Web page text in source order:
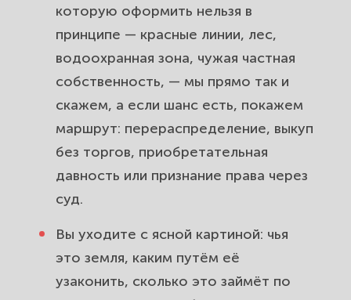
которую оформить нельзя в
принципе — красные линии, лес,
водоохранная зона, чужая частная
собственность, — мы прямо так и
скажем, а если шанс есть, покажем
маршрут: перераспределение, выкуп
без торгов, приобретательная
давность или признание права через
суд.
Вы уходите с ясной картиной: чья
это земля, каким путём её
узаконить, сколько это займёт по